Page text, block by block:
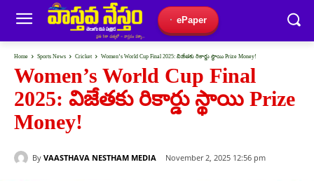
ePaper
Home Sports News Cricket Women’s World Cup Final 2025: విజేతకు రికార్డు స్థాయి Prize Money!
Women’s World Cup Final
2025: విజేతకు రికార్డు స్థాయి Prize
Money!
By VAASTHAVA NESTHAM MEDIA November 2, 2025 12:56 pm